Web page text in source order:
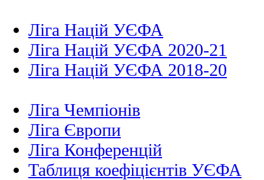
Ліга Націй УЄФА
Ліга Націй УЄФА 2020-21
Ліга Націй УЄФА 2018-20
Ліга Чемпіонів
Ліга Європи
Ліга Конференцій
Таблиця коефіцієнтів УЄФА